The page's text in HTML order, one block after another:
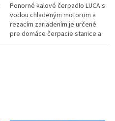
Ponorné kalové čerpadlo LUCA s
vodou chladeným motorom a
rezacím zariadením je určené
pre domáce čerpacie stanice a
tlakové kanalizácie. Všetky